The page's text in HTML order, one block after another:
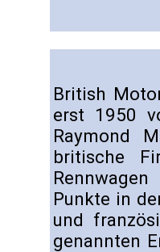
British
erst 1950
Raymond
britische
Punkte in
und
genannten